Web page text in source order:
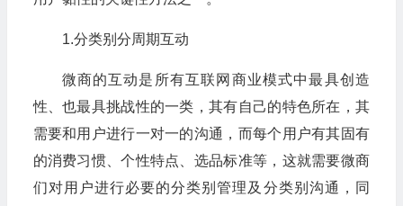
1.分类别分周期互动
微商的互动是所有互联网商业模式中最具创造
性、也最具挑战性的一类，其有自己的特色所在，其
需要和用户进行一对一的沟通，而每个用户有其固有
的消费习惯、个性特点、选品标准等，这就需要微商
们对用户进行必要的分类别管理及分类别沟通，同